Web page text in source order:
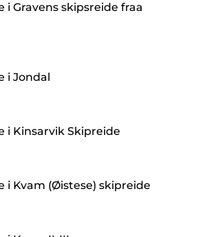
i Gravens skipsreide fraa
i Jondal
i Kinsarvik Skipreide
i Kvam (Øistese) skipreide